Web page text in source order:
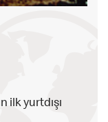
ilk yurtdışı